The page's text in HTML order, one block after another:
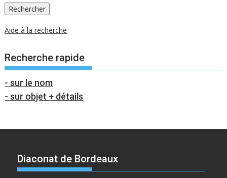
Aide à la recherche
Recherche rapide
- sur le nom
- sur objet + détails
Diaconat de Bordeaux